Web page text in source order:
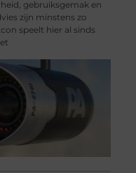
gebruiksgemak en
zijn minstens zo
speelt hier al sinds